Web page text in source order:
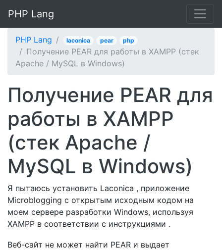
PHP Lang
PHP Lang laconica pear php
Получение PEAR для работы в XAMPP (стек
Apache / MySQL в Windows)
Получение PEAR для
работы в XAMPP
(стек Apache /
MySQL в Windows)
Я пытаюсь установить Laconica , приложение
Microblogging с открытым исходным кодом на
моем сервере разработки Windows, используя
XAMPP в соответствии с инструкциями .
Веб-сайт не может найти PEAR и выдает